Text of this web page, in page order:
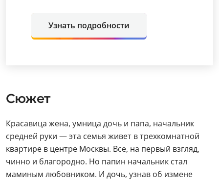
Узнать подробности
Сюжет
Красавица жена, умница дочь и папа, начальник
средней руки — эта семья живет в трехкомнатной
квартире в центре Москвы. Все, на первый взгляд,
чинно и благородно. Но папин начальник стал
маминым любовником. И дочь, узнав об измене